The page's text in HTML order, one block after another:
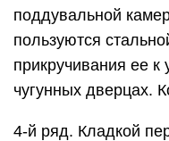
поддувальной
пользуются
прикручивания ее
чугунных дверцах.
4-й ряд. Кладкой